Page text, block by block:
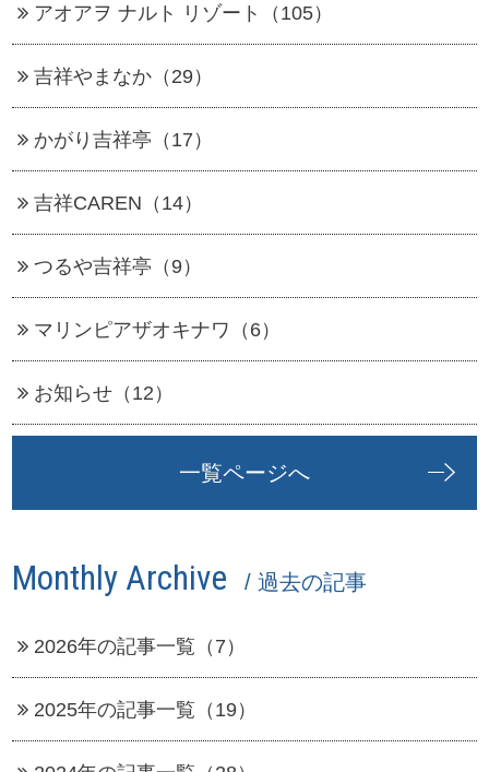
アオアヲ ナルト リゾート（105）
吉祥やまなか（29）
かがり吉祥亭（17）
吉祥CAREN（14）
つるや吉祥亭（9）
マリンピアザオキナワ（6）
お知らせ（12）
一覧ページへ
Monthly Archive / 過去の記事
2026年の記事一覧（7）
2025年の記事一覧（19）